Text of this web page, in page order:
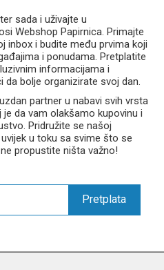
sada i uživajte u
Webshop Papirnica. Primajte
inbox i budite među prvima koji
i ponudama. Pretplatite
informacijama i
bolje organizirate svoj dan.
partner u nabavi svih vrsta
da vam olakšamo kupovinu i
Pridružite se našoj
u toku sa svime što se
propustite ništa važno!
Pretplata